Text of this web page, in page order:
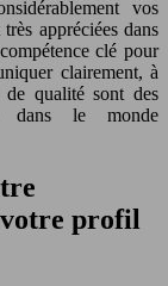
vos
appréciées dans
clé pour
clairement, à
de qualité sont des
dans le monde
votre profil